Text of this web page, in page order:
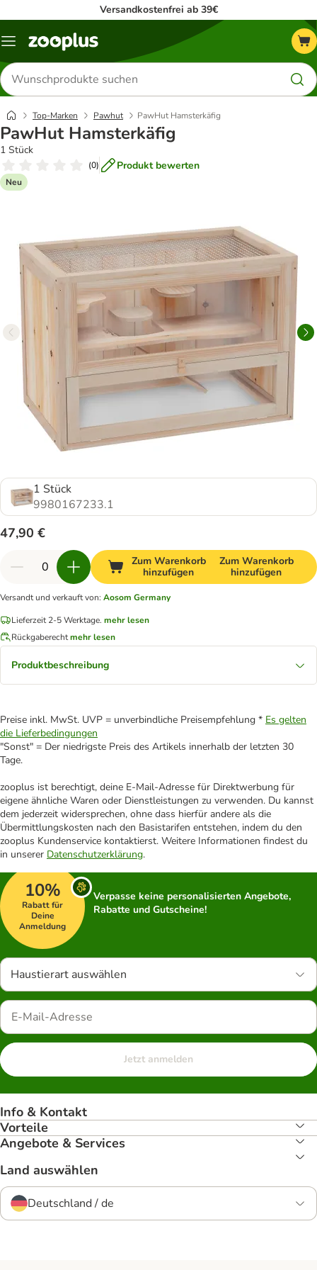
Versandkostenfrei ab 39€
Menü
Produkte
suchen
Top-Marken Pawhut PawHut Hamsterkäfig
PawHut Hamsterkäfig
1 Stück
(0) Produkt bewerten
Neu
1 Stück
9980167233.1
47,90 €
Zum Warenkorb
hinzufügen
Zum Warenkorb
hinzufügen
Versandt und verkauft von: Aosom Germany
Lieferzeit 2-5 Werktage. mehr lesen
Rückgaberechtmehr lesen
Produktbeschreibung
Preise inkl. MwSt. UVP = unverbindliche Preisempfehlung * Es gelten
die Lieferbedingungen
"Sonst" = Der niedrigste Preis des Artikels innerhalb der letzten 30
Tage.
zooplus ist berechtigt, deine E-Mail-Adresse für Direktwerbung für
eigene ähnliche Waren oder Dienstleistungen zu verwenden. Du kannst
dem jederzeit widersprechen, ohne dass hierfür andere als die
Übermittlungskosten nach den Basistarifen entstehen, indem du den
zooplus Kundenservice kontaktierst. Weitere Informationen findest du
in unserer Datenschutzerklärung.
10%
Rabatt für
Deine
Anmeldung
Verpasse keine personalisierten Angebote,
Rabatte und Gutscheine!
Haustierart auswählen
Jetzt anmelden
Info & Kontakt
Vorteile
Angebote & Services
Land auswählen
Deutschland / de